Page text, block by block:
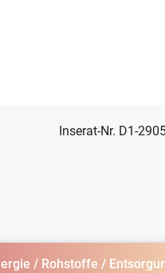
Inserat-Nr. D1-
/ Rohstoffe /